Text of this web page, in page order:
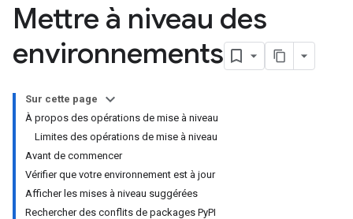
Mettre à niveau des
environnements
Sur cette page
À propos des opérations de mise à niveau
Limites des opérations de mise à niveau
Avant de commencer
Vérifier que votre environnement est à jour
Afficher les mises à niveau suggérées
Rechercher des conflits de packages PyPI